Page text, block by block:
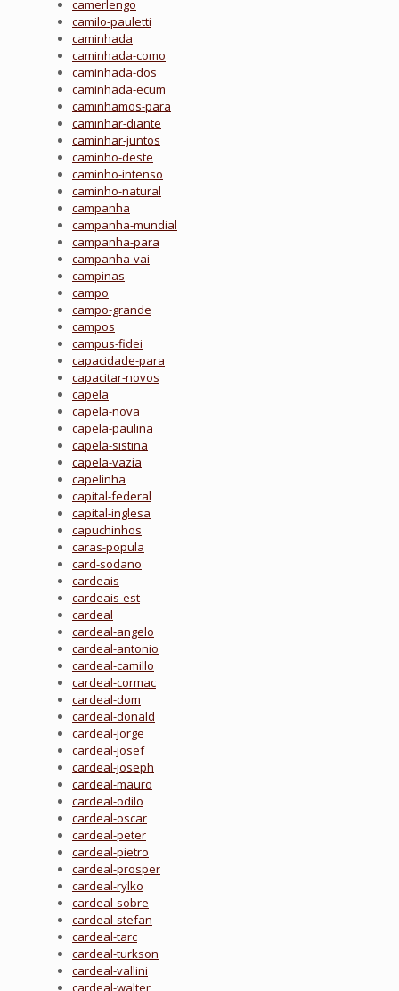
camerlengo
camilo-pauletti
caminhada
caminhada-como
caminhada-dos
caminhada-ecum
caminhamos-para
caminhar-diante
caminhar-juntos
caminho-deste
caminho-intenso
caminho-natural
campanha
campanha-mundial
campanha-para
campanha-vai
campinas
campo
campo-grande
campos
campus-fidei
capacidade-para
capacitar-novos
capela
capela-nova
capela-paulina
capela-sistina
capela-vazia
capelinha
capital-federal
capital-inglesa
capuchinhos
caras-popula
card-sodano
cardeais
cardeais-est
cardeal
cardeal-angelo
cardeal-antonio
cardeal-camillo
cardeal-cormac
cardeal-dom
cardeal-donald
cardeal-jorge
cardeal-josef
cardeal-joseph
cardeal-mauro
cardeal-odilo
cardeal-oscar
cardeal-peter
cardeal-pietro
cardeal-prosper
cardeal-rylko
cardeal-sobre
cardeal-stefan
cardeal-tarc
cardeal-turkson
cardeal-vallini
cardeal-walter